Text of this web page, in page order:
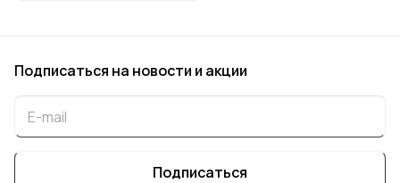
Подписаться на новости и акции
Подписаться